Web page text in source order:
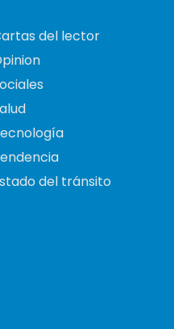
del lector
del tránsito